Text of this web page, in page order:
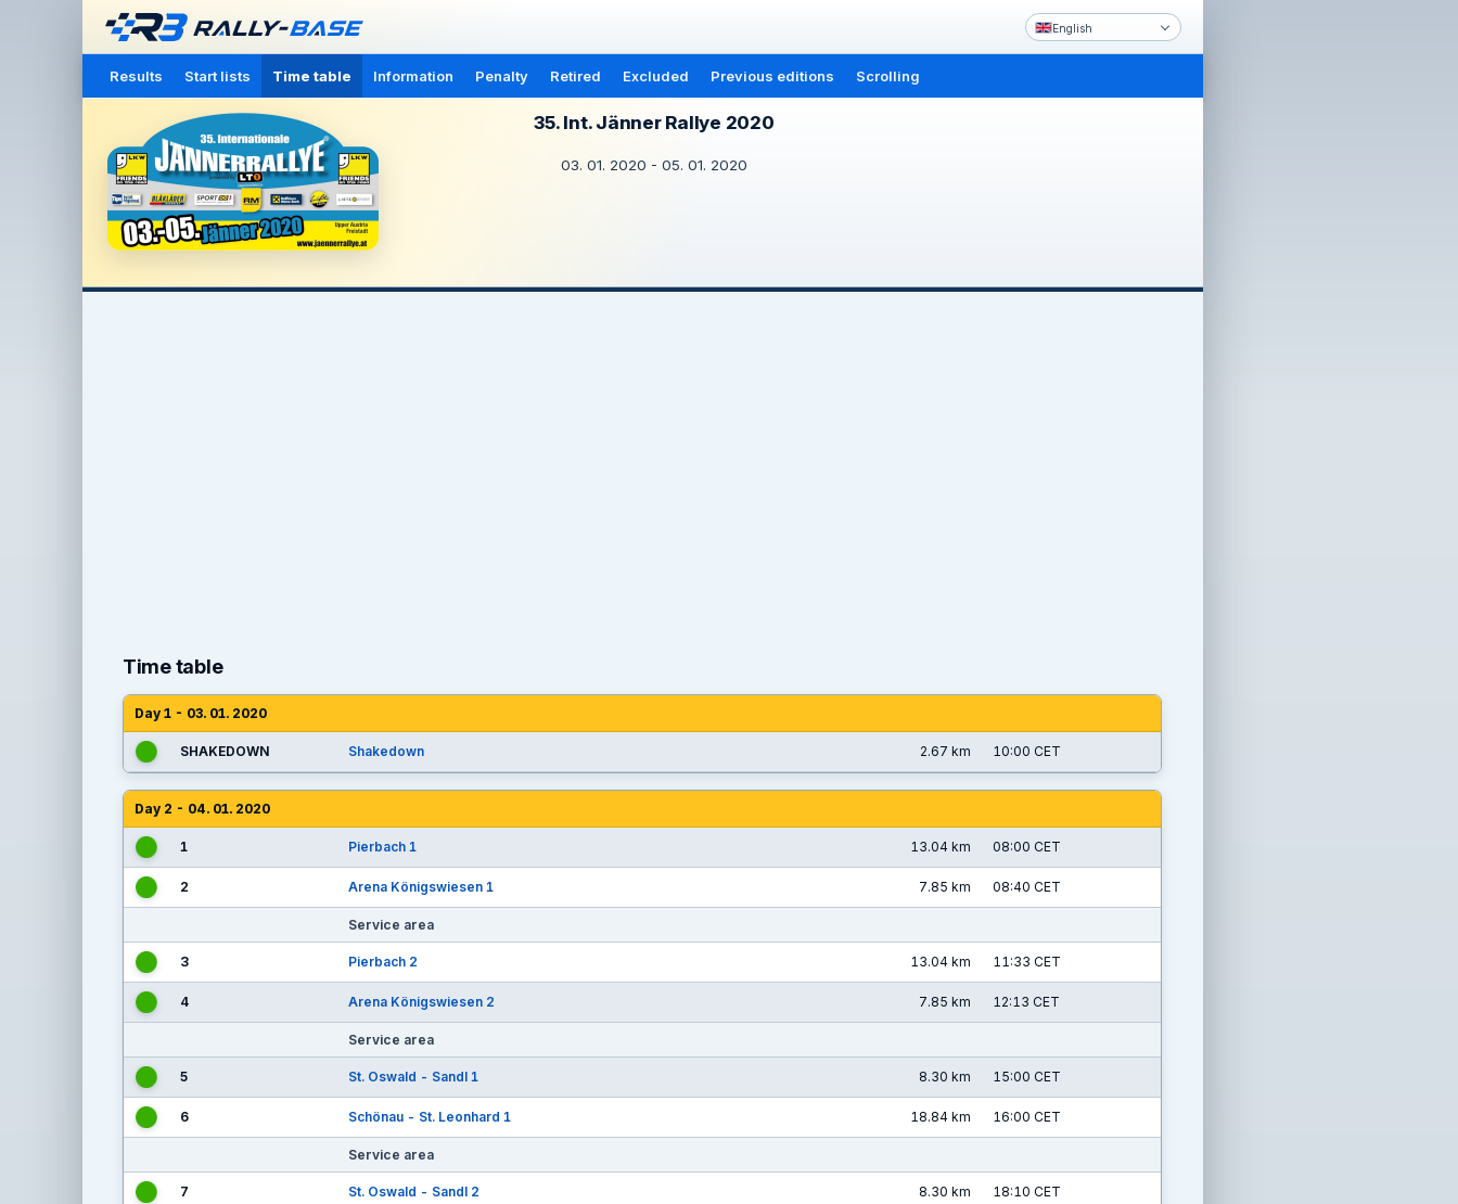
English
Results Start lists Time table Information Penalty Retired Excluded Previous editions Scrolling
35. Int. Jänner Rallye 2020
03. 01. 2020 - 05. 01. 2020
Time table
Day 1 - 03. 01. 2020
SHAKEDOWN Shakedown 2.67 km 10:00 CET
Day 2 - 04. 01. 2020
1 Pierbach 1 13.04 km 08:00 CET
2 Arena Königswiesen 1 7.85 km 08:40 CET
Service area
3 Pierbach 2 13.04 km 11:33 CET
4 Arena Königswiesen 2 7.85 km 12:13 CET
Service area
5 St. Oswald - Sandl 1 8.30 km 15:00 CET
6 Schönau - St. Leonhard 1 18.84 km 16:00 CET
Service area
7 St. Oswald - Sandl 2 8.30 km 18:10 CET